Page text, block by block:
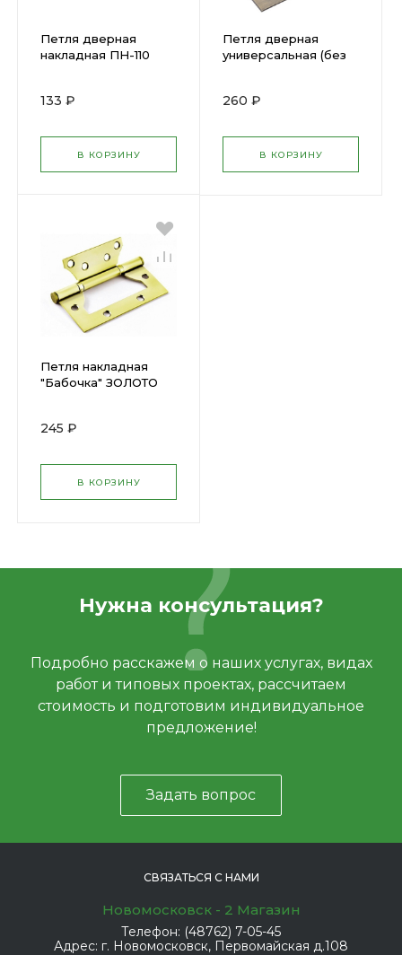
Петля дверная
накладная ПН-110
133 ₽
В КОРЗИНУ
Петля дверная
универсальная (без
100 ВР) (00011847)
260 ₽
В КОРЗИНУ
Петля накладная
"Бабочка" ЗОЛОТО
245 ₽
В КОРЗИНУ
Нужна консультация?
Подробно расскажем о наших услугах, видах
работ и типовых проектах, рассчитаем
стоимость и подготовим индивидуальное
предложение!
Задать вопрос
СВЯЗАТЬСЯ С НАМИ
Новомосковск - 2 Магазин
Телефон: (48762) 7-05-45
Адрес: г. Новомосковск, Первомайская д.108